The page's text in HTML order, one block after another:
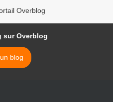
Overblog
sur Overblog
blog